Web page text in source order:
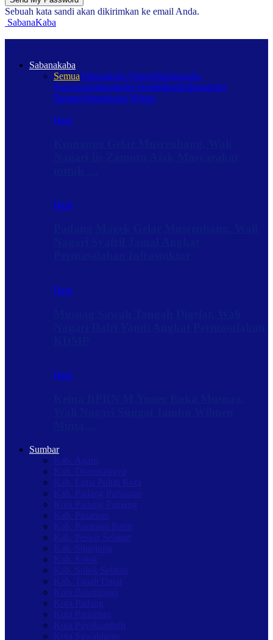
Sebuah kata sandi akan dikirimkan ke email Anda.
SabanaKaba
Sabanakaba
SemuaSabanakaba NagariSabanakaba
PariwaraSabanakaba PendidikanSabanakaba
RantauSabanakaba Wisata
Baru
Baru
Baru
Baru
Sumbar
Kab. Agam
Kab. Dharmasraya
Kab. Lima Puluh Kota
Kab. Padang Pariaman
Kota Padang Panjang
Kab. Pasaman
Kab. Pasaman Barat
Kab. Pesisir Selatan
Kab. Sijunjung
Kab. Solok
Kab. Solok Selatan
Kab. Tanah Datar
Kota Bukittinggi
Kota Padang
Kota Pariaman
Kota Payakumbuh
Kota Sawahlunto